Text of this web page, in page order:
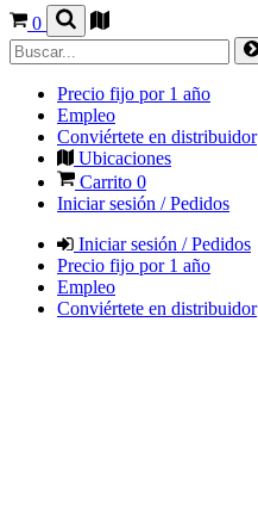
0
Precio fijo por 1 año
Empleo
Conviértete en distribuidor
Ubicaciones
Carrito 0
Iniciar sesión / Pedidos
Iniciar sesión / Pedidos
Precio fijo por 1 año
Empleo
Conviértete en distribuidor